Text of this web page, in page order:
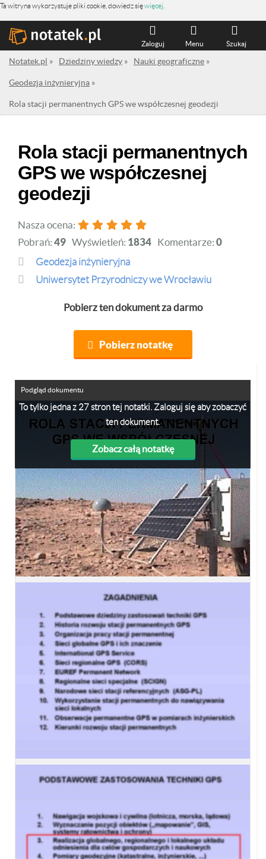
Ta witryna wykorzystuje pliki cookie, dowiedz sięwięcej
Szukaj
Menu
Zaloguj
Notatek.pl » Dziedziny wiedzy » Nauki geograficzne »
Geodezja inżynieryjna »
Rola stacji permanentnych GPS we współczesnej geodezji
Rola stacji permanentnych
GPS we współczesnej
geodezji
Nasza ocena:
Pobrań: 49 Wyświetleń: 1834 Komentarze: 0
Geodezja inżynieryjna
Uniwersytet Przyrodniczy we Wrocławiu
Pobierz ten dokument za darmo
Pobierz notatkę
To tylko jedna z 27 stron tej notatki. Zaloguj się aby zobaczyć
ten dokument.
Zobacz całą notatkę
Podgląd dokumentu